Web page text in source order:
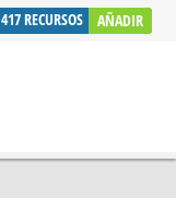
417RECURSOS AÑADIR